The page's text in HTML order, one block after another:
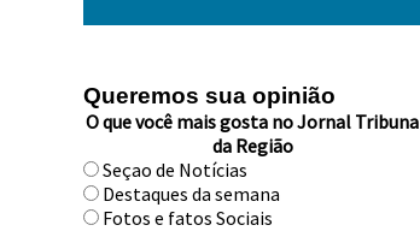
Queremos sua opinião
O que você mais gosta no Jornal Tribuna
da Região
Seçao de Notícias
Destaques da semana
Fotos e fatos Sociais